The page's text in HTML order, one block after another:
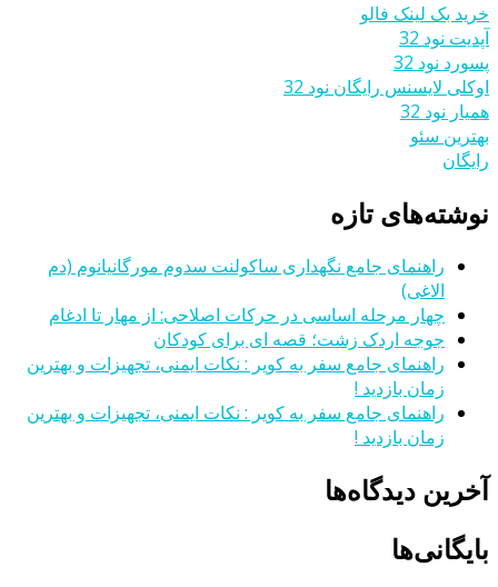
خرید بک لینک فالو
آپدیت نود 32
پسورد نود 32
اوکلی لایسنس رایگان نود 32
همیار نود 32
بهترین سئو
رایگان
نوشته‌های تازه
راهنمای جامع نگهداری ساکولنت سدوم مورگانیانوم (دم
الاغی)
چهار مرحله اساسی در حرکات اصلاحی: از مهار تا ادغام
جوجه اردک زشت؛ قصه ای برای کودکان
راهنمای جامع سفر به کویر : نکات ایمنی، تجهیزات و بهترین
زمان بازدید !
راهنمای جامع سفر به کویر : نکات ایمنی، تجهیزات و بهترین
زمان بازدید !
آخرین دیدگاه‌ها
بایگانی‌ها